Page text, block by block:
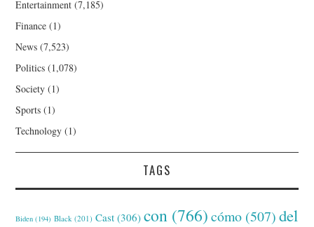
Entertainment (7,185)
Finance (1)
News (7,523)
Politics (1,078)
Society (1)
Sports (1)
Technology (1)
TAGS
Biden (194) Black (201) Cast (306) con (766) cómo (507) del